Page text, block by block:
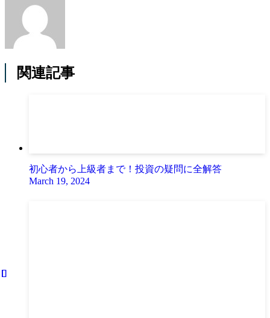
関連記事
初心者から上級者まで！投資の疑問に全解答
March 19, 2024